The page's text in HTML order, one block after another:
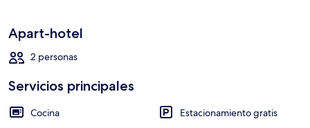
Apart-hotel
2 personas
Servicios principales
Cocina
Estacionamiento gratis